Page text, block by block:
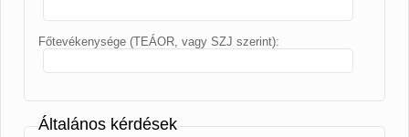
Főtevékenysége (TEÁOR, vagy SZJ szerint):
Általános kérdések